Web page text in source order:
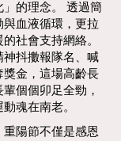
的理念。 透過簡
血液循環，更拉
社會支持網絡。
抖擻報隊名、喊
獎金，這場高齡長
個個卯足全勁，
魂在南老。
陽節不僅是感恩